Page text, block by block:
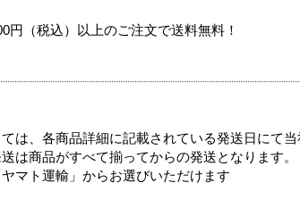
（税込）以上のご注文で送料無料！
は、各商品詳細に記載されている発送日にて当
は商品がすべて揃ってからの発送となります。
マト運輸」からお選びいただけます